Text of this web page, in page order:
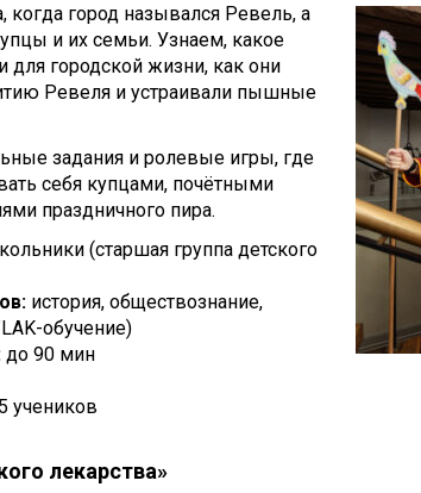
город назывался Ревель, а
и их семьи. Узнаем, какое
для городской жизни, как они
Ревеля и устраивали пышные
задания и ролевые игры, где
себя купцами, почётными
праздничного пира.
(старшая группа детского
история, обществознание,
обучение)
до 90 мин
учеников
лекарства»